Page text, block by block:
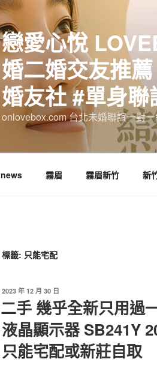
戀愛心悅
婚二婚交友推
婚友社 #單身
onlovebox.com 台北未婚聯誼一對
news 霧眉 霧眉新竹 新
標籤: 只能宅配
發
2023 年 12 月 30 日
二手 幾乎全新只用
液晶顯示器 SB241Y
只能宅配或新莊自取